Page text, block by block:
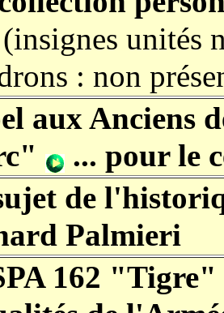
(insignes unités
: non
aux Anciens
... pour le
de
Palmieri
162 "Tigre"